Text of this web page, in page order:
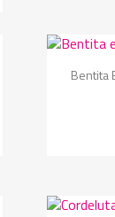

Bentita